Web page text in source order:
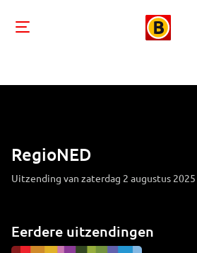
RegioNED
Uitzending van zaterdag 2 augustus
Eerdere uitzendingen